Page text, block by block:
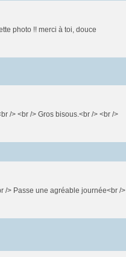
photo !! merci à toi, douce
/> <br /> Gros bisous.<br /> <br />
/> Passe une agréable journée<br />